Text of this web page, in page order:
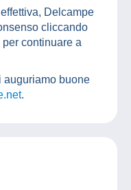
Delcampe
cliccando
per continuare a
auguriamo buone
.